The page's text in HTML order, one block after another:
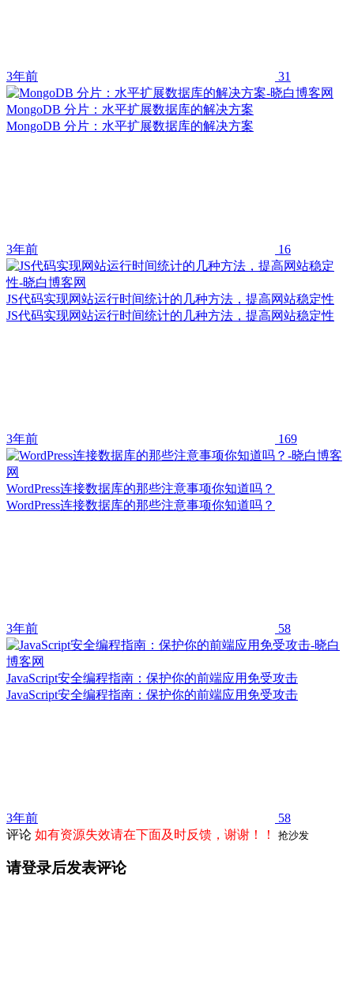
3年前 31
MongoDB 分片：水平扩展数据库的解决方案
MongoDB 分片：水平扩展数据库的解决方案
3年前 16
JS代码实现网站运行时间统计的几种方法，提高网站稳定性
JS代码实现网站运行时间统计的几种方法，提高网站稳定性
3年前 169
WordPress连接数据库的那些注意事项你知道吗？
WordPress连接数据库的那些注意事项你知道吗？
3年前 58
JavaScript安全编程指南：保护你的前端应用免受攻击
JavaScript安全编程指南：保护你的前端应用免受攻击
3年前
58
评论 如有资源失效请在下面及时反馈，谢谢！！ 抢沙发
请登录后发表评论